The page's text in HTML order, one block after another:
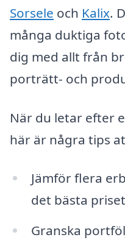
Sorsele och Kalix.
många duktiga
dig med allt från
porträtt- och
När du letar efter
här är några tips
Jämför flera
det bästa
Granska